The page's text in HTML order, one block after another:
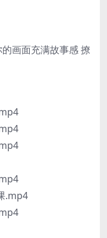
画面充满故事感 撩
.mp4